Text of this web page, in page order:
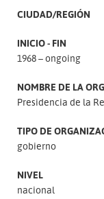
CIUDAD/REGIÓN
INICIO - FIN
1968 – ongoing
NOMBRE DE LA
Presidencia de la
TIPO DE
gobierno
NIVEL
nacional